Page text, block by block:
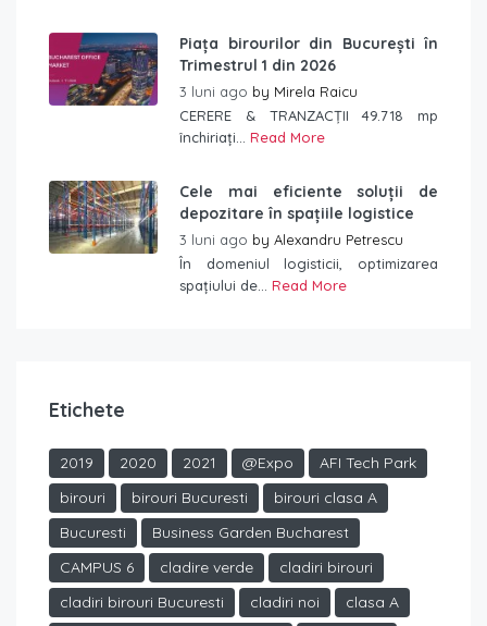
Piața birourilor din București în
Trimestrul 1 din 2026
3 luni ago by Mirela Raicu
CERERE & TRANZACȚII 49.718 mp
închiriați... Read More
Cele mai eficiente soluții de
depozitare în spațiile logistice
3 luni ago by Alexandru Petrescu
În domeniul logisticii, optimizarea
spațiului de... Read More
Etichete
2019 2020 2021 @Expo
AFI Tech Park
birouri
birouri Bucuresti
birouri clasa A
Bucuresti
Business Garden Bucharest
CAMPUS 6
cladire verde
cladiri birouri
cladiri birouri Bucuresti
cladiri noi
clasa A